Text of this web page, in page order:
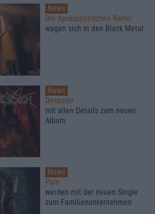
News
Die Apokalyptischen Reiter
wagen sich in den Black Metal
News
Desaster
mit allen Details zum neuen
Album
News
Pain
werden mit der neuen Single
zum Familienunternehmen